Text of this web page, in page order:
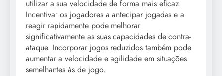
utilizar a sua velocidade de forma mais eficaz.
Incentivar os jogadores a antecipar jogadas e a
reagir rapidamente pode melhorar
significativamente as suas capacidades de contra-
ataque. Incorporar jogos reduzidos também pode
aumentar a velocidade e agilidade em situações
semelhantes às de jogo.